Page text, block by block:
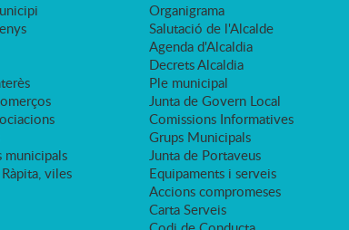
municipals
viles
Organigrama
Salutació de l'Alcalde
Agenda d'Alcaldia
Decrets Alcaldia
Ple municipal
Junta de Govern Local
Comissions Informatives
Grups Municipals
Junta de Portaveus
Equipaments i serveis
Accions compromeses
Carta Serveis